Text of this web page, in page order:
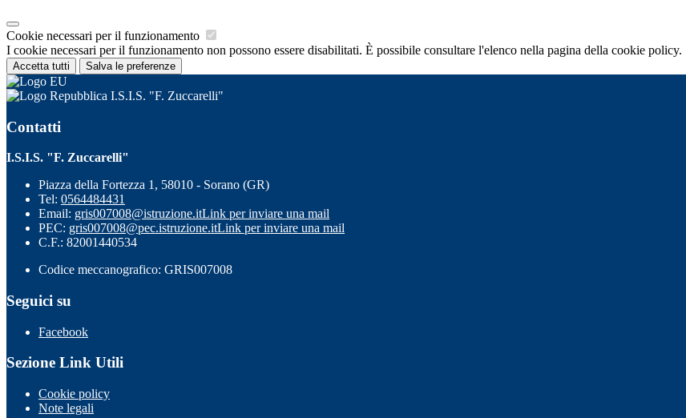
Cookie necessari per il funzionamento
I cookie necessari per il funzionamento non possono essere disabilitati. È possibile consultare l'elenco nella pagina della cookie policy.
Accetta tutti Salva le preferenze
I.S.I.S. "F. Zuccarelli"
Contatti
I.S.I.S. "F. Zuccarelli"
Piazza della Fortezza 1, 58010 - Sorano (GR)
Tel: 0564484431
Email: gris007008@istruzione.itLink per inviare una mail
PEC: gris007008@pec.istruzione.itLink per inviare una mail
C.F.: 82001440534
Codice meccanografico: GRIS007008
Seguici su
Facebook
Sezione Link Utili
Cookie policy
Note legali